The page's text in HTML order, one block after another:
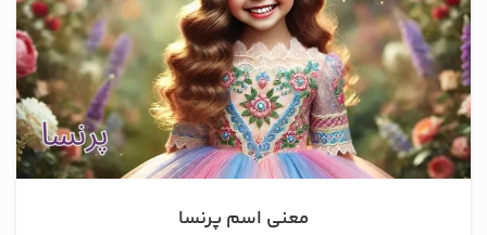
معنی اسم پرنسا